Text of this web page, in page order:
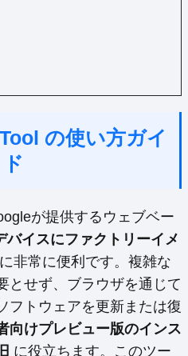
の使い方ガイ
ド
が提供するウェブベー
イスにファクトリーイメ
非常に便利です。複雑な
とせず、ブラウザを通じて
フトウェアを更新または復
向けプレビュー版のインス
に役立ちます。このツー